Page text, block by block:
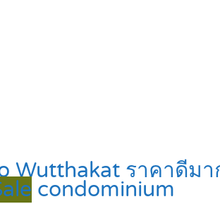
Wutthakat ราคาดีม
condominium